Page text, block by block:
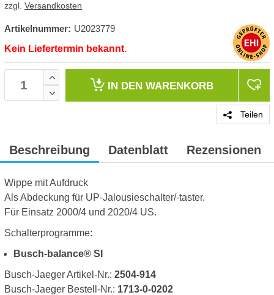
zzgl. Versandkosten
Artikelnummer: U2023779
Kein Liefertermin bekannt.
IN DEN WARENKORB
Teilen
Beschreibung Datenblatt Rezensionen
Wippe mit Aufdruck
Als Abdeckung für UP-Jalousieschalter/-taster.
Für Einsatz 2000/4 und 2020/4 US.
Schalterprogramme:
Busch-balance® SI
Busch-Jaeger Artikel-Nr.: 2504-914
Busch-Jaeger Bestell-Nr.: 1713-0-0202